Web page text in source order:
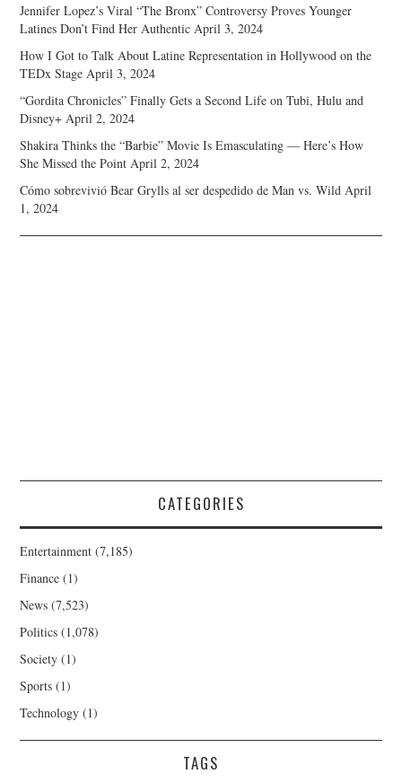
Jennifer Lopez’s Viral “The Bronx” Controversy Proves Younger
Latines Don’t Find Her Authentic April 3, 2024
How I Got to Talk About Latine Representation in Hollywood on the
TEDx Stage April 3, 2024
“Gordita Chronicles” Finally Gets a Second Life on Tubi, Hulu and
Disney+ April 2, 2024
Shakira Thinks the “Barbie” Movie Is Emasculating — Here’s How
She Missed the Point April 2, 2024
Cómo sobrevivió Bear Grylls al ser despedido de Man vs. Wild April
1, 2024
CATEGORIES
Entertainment (7,185)
Finance (1)
News (7,523)
Politics (1,078)
Society (1)
Sports (1)
Technology (1)
TAGS